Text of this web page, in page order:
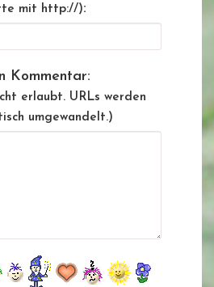
mit http://):
Kommentar:
erlaubt. URLs werden
umgewandelt.)